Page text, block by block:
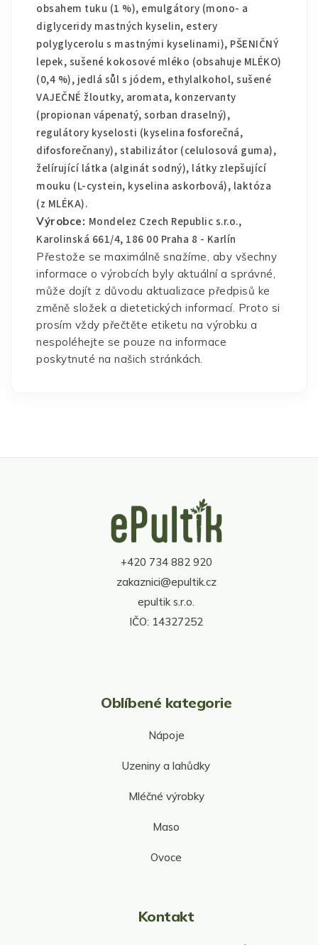
obsahem tuku (1 %), emulgátory (mono- a
diglyceridy mastných kyselin, estery
polyglycerolu s mastnými kyselinami), PŠENIČNÝ
lepek, sušené kokosové mléko (obsahuje MLÉKO)
(0,4 %), jedlá sůl s jódem, ethylalkohol, sušené
VAJEČNÉ žloutky, aromata, konzervanty
(propionan vápenatý, sorban draselný),
regulátory kyselosti (kyselina fosforečná,
difosforečnany), stabilizátor (celulosová guma),
želírující látka (alginát sodný), látky zlepšující
mouku (L-cystein, kyselina askorbová), laktóza
(z MLÉKA).
Výrobce: Mondelez Czech Republic s.r.o.,
Karolinská 661/4, 186 00 Praha 8 - Karlín
Přestože se maximálně snažíme, aby všechny
informace o výrobcích byly aktuální a správné,
může dojít z důvodu aktualizace předpisů ke
změně složek a dietetických informací. Proto si
prosím vždy přečtěte etiketu na výrobku a
nespoléhejte se pouze na informace
poskytnuté na našich stránkách.
+420 734 882 920
zakaznici@epultik.cz
epultik s.r.o.
IČO: 14327252
Oblíbené kategorie
Nápoje
Uzeniny a lahůdky
Mléčné výrobky
Maso
Ovoce
Kontakt